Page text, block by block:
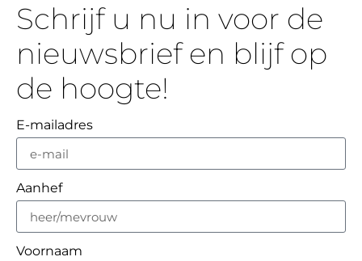
Schrijf u nu in voor de
nieuwsbrief en blijf op
de hoogte!
E-mailadres
Aanhef
Voornaam